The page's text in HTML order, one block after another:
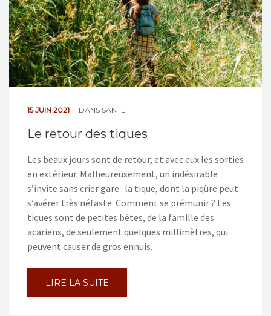
15 JUIN 2021 DANS SANTÉ
Le retour des tiques
Les beaux jours sont de retour, et avec eux les sorties
en extérieur. Malheureusement, un indésirable
s’invite sans crier gare : la tique, dont la piqûre peut
s’avérer très néfaste. Comment se prémunir ? Les
tiques sont de petites bêtes, de la famille des
acariens, de seulement quelques millimètres, qui
peuvent causer de gros ennuis.
LIRE LA SUITE